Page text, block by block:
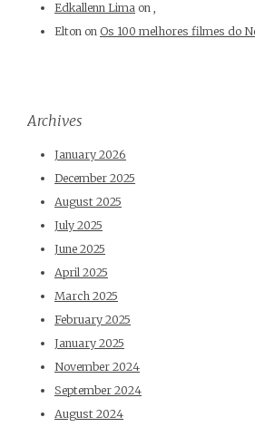
Edkallenn Lima on ,
Elton on Os 100 melhores filmes do
Archives
January 2026
December 2025
August 2025
July 2025
June 2025
April 2025
March 2025
February 2025
January 2025
November 2024
September 2024
August 2024